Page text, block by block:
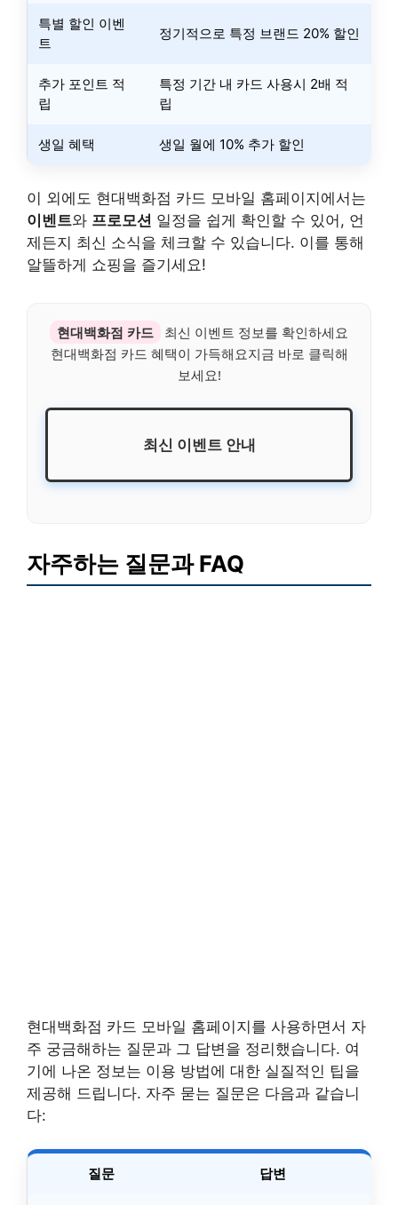
특별 할인 이벤
트
정기적으로 특정 브랜드 20% 할인
추가 포인트 적
립
특정 기간 내 카드 사용시 2배 적
립
생일 혜택 생일 월에 10% 추가 할인
이 외에도 현대백화점 카드 모바일 홈페이지에서는
이벤트와 프로모션 일정을 쉽게 확인할 수 있어, 언
제든지 최신 소식을 체크할 수 있습니다. 이를 통해
알뜰하게 쇼핑을 즐기세요!
현대백화점 카드
최신 이벤트 정보를 확인하세요
현대백화점 카드 혜택이 가득해요지금 바로 클릭해
보세요!
최신 이벤트 안내
자주하는 질문과 FAQ
현대백화점 카드 모바일 홈페이지를 사용하면서 자
주 궁금해하는 질문과 그 답변을 정리했습니다. 여
기에 나온 정보는 이용 방법에 대한 실질적인 팁을
제공해 드립니다. 자주 묻는 질문은 다음과 같습니
다:
질문 답변